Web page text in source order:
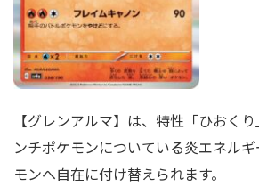
【グレンアルマ】は、特性「ひおく
ンチポケモンについている炎エネル
モンへ自在に付け替えられます。